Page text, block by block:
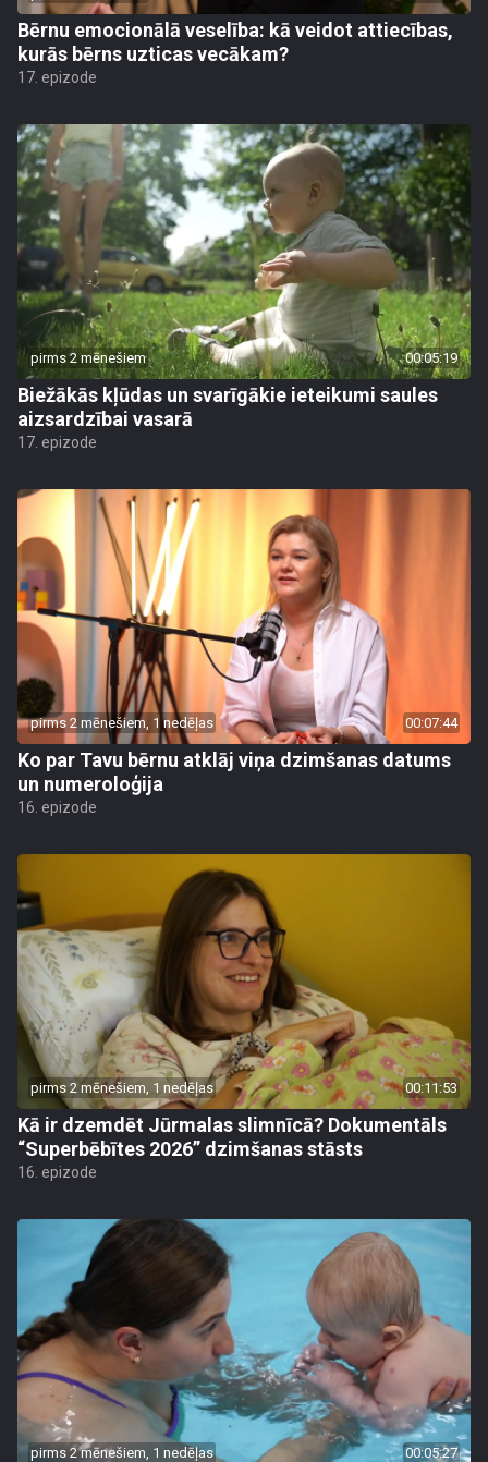
Bērnu emocionālā veselība: kā veidot attiecības,
kurās bērns uzticas vecākam?
17. epizode
pirms 2 mēnešiem 00:05:19
Biežākās kļūdas un svarīgākie ieteikumi saules
aizsardzībai vasarā
17. epizode
pirms 2 mēnešiem, 1 nedēļas 00:07:44
Ko par Tavu bērnu atklāj viņa dzimšanas datums
un numeroloģija
16. epizode
pirms 2 mēnešiem, 1 nedēļas 00:11:53
Kā ir dzemdēt Jūrmalas slimnīcā? Dokumentāls
“Superbēbītes 2026” dzimšanas stāsts
16. epizode
pirms 2 mēnešiem, 1 nedēļas 00:05:27